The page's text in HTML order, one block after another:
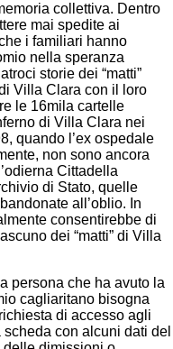
collettiva. Dentro
mai spedite ai
i familiari hanno
nella speranza
storie dei “matti”
Villa Clara con il loro
le 16mila cartelle
di Villa Clara nei
quando l’ex ospedale
non sono ancora
Cittadella
di Stato, quelle
all’oblio. In
consentirebbe di
dei “matti” di Villa
persona che ha avuto la
cagliaritano bisogna
di accesso agli
con alcuni dati del